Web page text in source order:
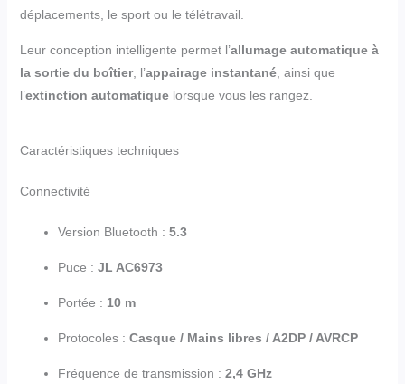
déplacements, le sport ou le télétravail.
Leur conception intelligente permet l’allumage automatique à
la sortie du boîtier, l’appairage instantané, ainsi que
l’extinction automatiquelorsque vous les rangez.
Caractéristiques techniques
Connectivité
Version Bluetooth : 5.3
Puce : JL AC6973
Portée : 10 m
Protocoles : Casque / Mains libres / A2DP / AVRCP
Fréquence de transmission : 2,4 GHz